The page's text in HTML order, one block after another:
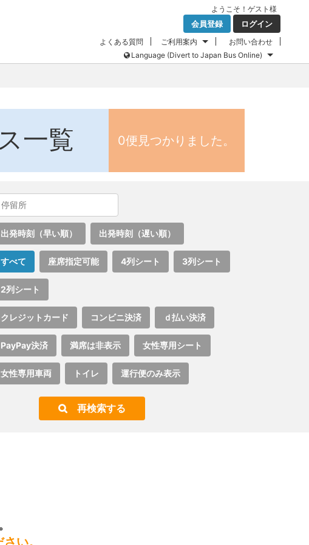
ようこそ！ ゲスト 様
会員登録 ログイン
よくある質問 ご利用案内
お問い合わせ
Language (Divert to Japan Bus Online)
一覧 0便見つかりました。
出発時刻（早い順） 出発時刻（遅い順）
すべて 座席指定可能 4列シート 3列シート
2列シート
クレジットカード コンビニ決済 ｄ払い決済
PayPay決済 満席は非表示 女性専用シート
女性専用車両 トイレ 運行便のみ表示
再検索する
い。